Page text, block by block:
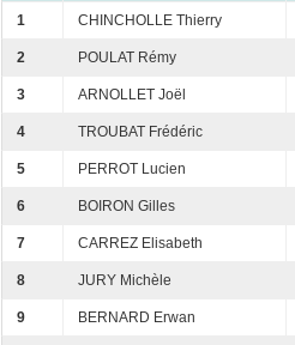
1 CHINCHOLLE Thierry
2 POULAT Rémy
3 ARNOLLET Joël
4 TROUBAT Frédéric
5 PERROT Lucien
6 BOIRON Gilles
7 CARREZ Elisabeth
8 JURY Michèle
9 BERNARD Erwan